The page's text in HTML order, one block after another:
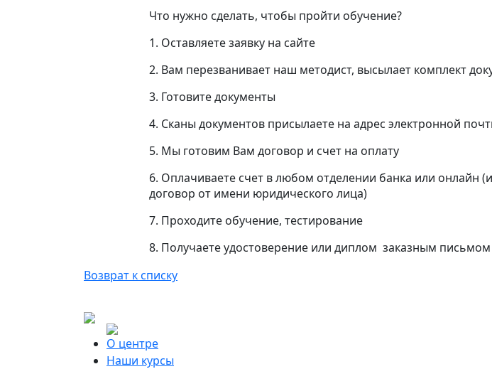
Что нужно сделать, чтобы пройти обучение?
1. Оставляете заявку на сайте
2. Вам перезванивает наш методист, высылает комплект
3. Готовите документы
4. Сканы документов присылаете на адрес электронной
5. Мы готовим Вам договор и счет на оплату
6. Оплачиваете счет в любом отделении банка или онлайн
договор от имени юридического лица)
7. Проходите обучение, тестирование
8. Получаете удостоверение или диплом заказным
Возврат к списку
О центре
Наши курсы